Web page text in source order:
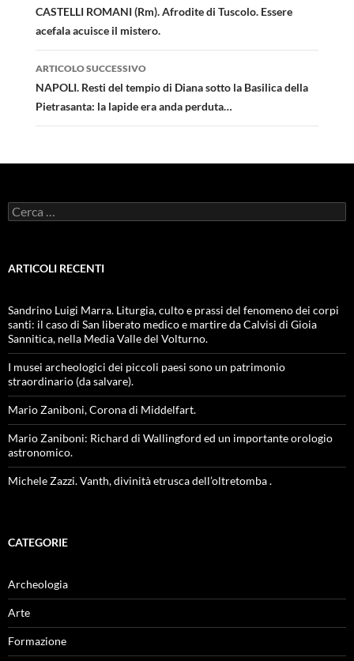
articolo
CASTELLI ROMANI (Rm). Afrodite di Tuscolo. Essere
acefala acuisce il mistero.
ARTICOLO SUCCESSIVO
NAPOLI. Resti del tempio di Diana sotto la Basilica della
Pietrasanta: la lapide era anda perduta…
Ricerca
per:
ARTICOLI RECENTI
Sandrino Luigi Marra. Liturgia, culto e prassi del fenomeno dei corpi
santi: il caso di San liberato medico e martire da Calvisi di Gioia
Sannitica, nella Media Valle del Volturno.
I musei archeologici dei piccoli paesi sono un patrimonio
straordinario (da salvare).
Mario Zaniboni, Corona di Middelfart.
Mario Zaniboni: Richard di Wallingford ed un importante orologio
astronomico.
Michele Zazzi. Vanth, divinità etrusca dell’oltretomba .
CATEGORIE
Archeologia
Arte
Formazione